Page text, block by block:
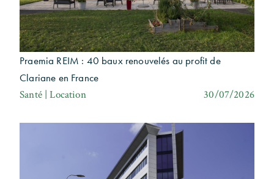
Praemia REIM : 40 baux renouvelés au profit de
Clariane en France
Santé | Location 30/07/2026